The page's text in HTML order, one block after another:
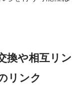
換や相互リン
リンク